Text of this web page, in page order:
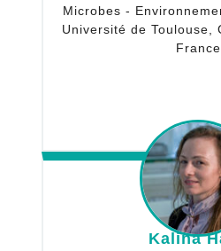
Microbes -
Université de Toulouse,
France
Kalina